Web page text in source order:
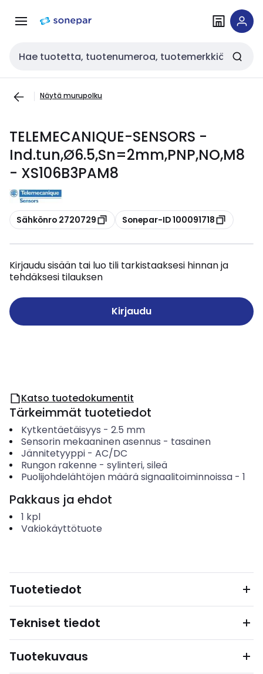
navigointiinsisältöön
Haku
Näytä murupolku
TELEMECANIQUE-SENSORS -
Ind.tun,Ø6.5,Sn=2mm,PNP,NO,M8
- XS106B3PAM8
Kopioi
Sähkönro 2720729 Kopioi
Sonepar-ID 100091718
Kirjaudu sisään tai luo tili tarkistaaksesi hinnan ja
tehdäksesi tilauksen
Kirjaudu
Katso tuotedokumentit
Tärkeimmät tuotetiedot
Kytkentäetäisyys - 2.5 mm
Sensorin mekaaninen asennus - tasainen
Jännitetyyppi- AC/DC
Rungon rakenne - sylinteri, sileä
Puolijohdelähtöjen määrä signaalitoiminnoissa- 1
Pakkaus ja ehdot
1 kpl
Vakiokäyttötuote
Tuotetiedot
Tekniset tiedot
Tuotekuvaus